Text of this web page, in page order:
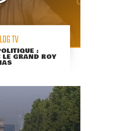
TV
:
LE GRAND ROY